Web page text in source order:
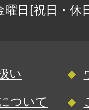
曜日[祝日・
い
ついて